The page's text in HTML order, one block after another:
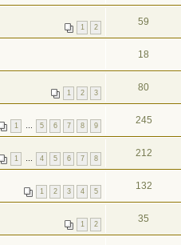
1 2 59
18
1 2 3 80
1 … 5 6 7 8 9 245
1 … 4 5 6 7 8 212
1 2 3 4 5 132
1 2 35